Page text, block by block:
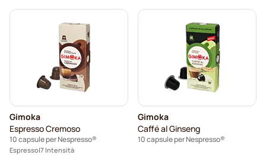
Gimoka
Espresso Cremoso
10 capsule per Nespresso®
Espresso 7 Intensità
Gimoka
Caffé al Ginseng
10 capsule per Nespresso®